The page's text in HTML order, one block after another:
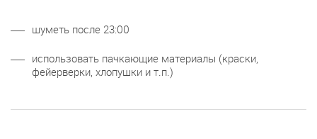
шуметь после 23:00
использовать пачкающие материалы (краски,
фейерверки, хлопушки и т.п.)